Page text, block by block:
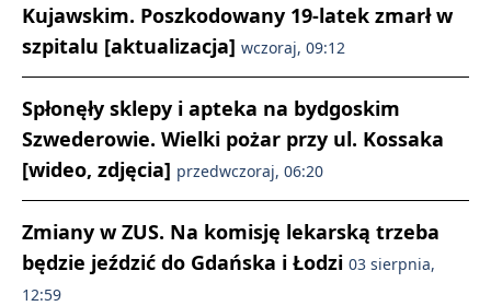
Kujawskim. Poszkodowany 19-latek zmarł w
szpitalu [aktualizacja] wczoraj, 09:12
Spłonęły sklepy i apteka na bydgoskim
Szwederowie. Wielki pożar przy ul. Kossaka
[wideo, zdjęcia] przedwczoraj, 06:20
Zmiany w ZUS. Na komisję lekarską trzeba
będzie jeździć do Gdańska i Łodzi 03 sierpnia,
12:59